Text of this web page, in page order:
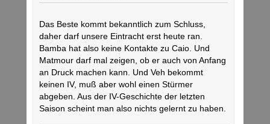
Das Beste kommt bekanntlich zum Schluss,
daher darf unsere Eintracht erst heute ran.
Bamba hat also keine Kontakte zu Caio. Und
Matmour darf mal zeigen, ob er auch von Anfang
an Druck machen kann. Und Veh bekommt
keinen IV, muß aber wohl einen Stürmer
abgeben. Aus der IV-Geschichte der letzten
Saison scheint man also nichts gelernt zu haben.